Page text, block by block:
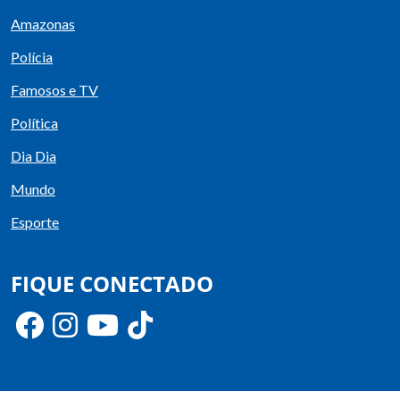
Amazonas
Polícia
Famosos e TV
Política
Dia Dia
Mundo
Esporte
FIQUE CONECTADO